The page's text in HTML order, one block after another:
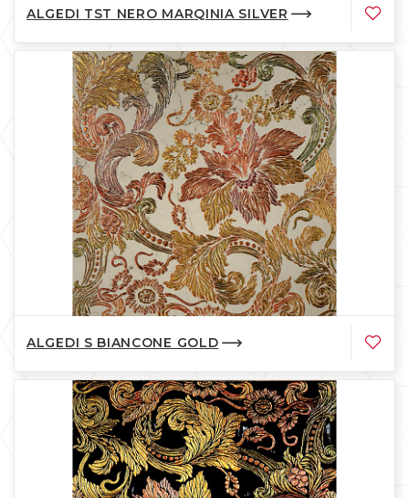
ALGEDI TST NERO MARQINIA SILVER
ALGEDI S BIANCONE GOLD